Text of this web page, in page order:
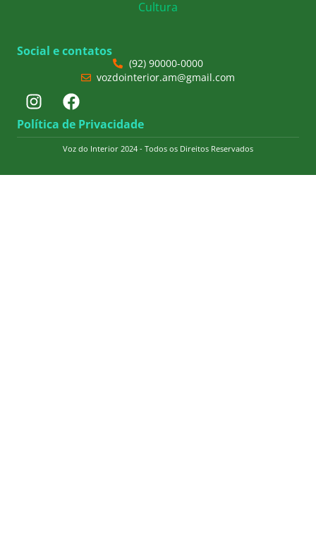
Cultura
Social e contatos
(92) 90000-0000
vozdointerior.am@gmail.com
Política de Privacidade
Voz do Interior 2024 - Todos os Direitos Reservados